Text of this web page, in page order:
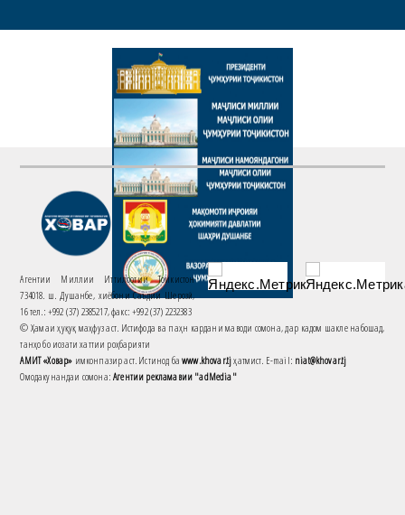
Агентии Миллии Иттилоотии Тоҷикистон
734018. ш. Душанбе, хиёбони Саъдии Шерозӣ,
16 тел.: +992 (37) 2385217, факс: +992 (37) 2232383
© Ҳамаи ҳуқуқ маҳфуз аст. Истифода ва паҳн кардани маводи сомона, дар кадом шакле набошад,
танҳо бо иҷозати хаттии роҳбарияти
АМИТ «Ховар» имконпазир аст. Истинод баwww.khovar.tjҳатмист. E-mail: niat@khovar.tj
Омодакунандаи сомона:Агентии рекламавии "adMedia"